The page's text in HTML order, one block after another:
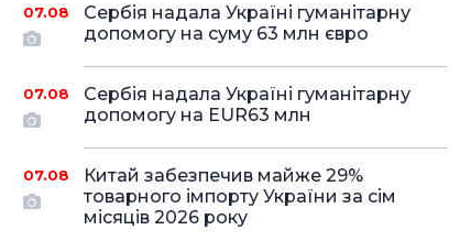
07.08
Сербія надала Україні гуманітарну
допомогу на суму 63 млн євро
07.08
Сербія надала Україні гуманітарну
допомогу на EUR63 млн
07.08
Китай забезпечив майже 29%
товарного імпорту України за сім
місяців 2026 року